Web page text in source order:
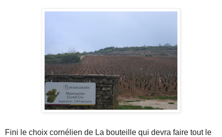
Fini le choix cornélien de La bouteille qui devra faire tout le